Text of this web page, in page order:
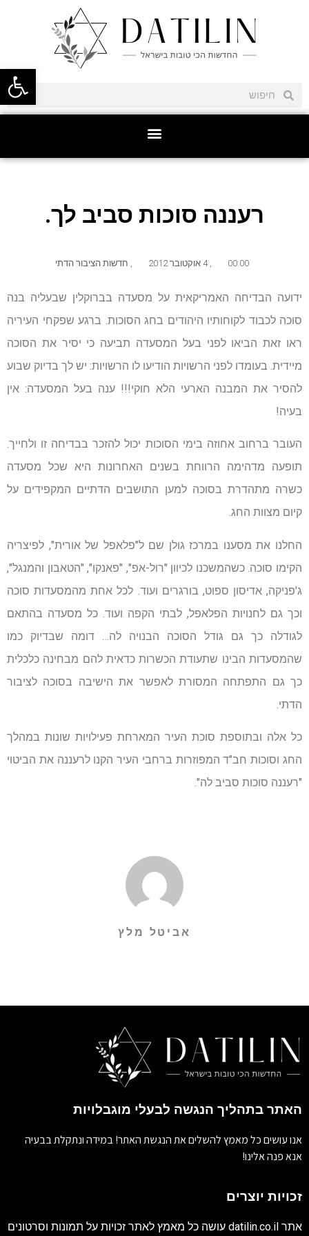
פתח
רעננה סוכות סביב לך.
00:00
, 4 אוקטובר 2012 , חדשות הציבור הדתי
ידועה הבדיחה האמריקאית על מסעדה בברוקלין שבעליה בנה
סוכה לכבוד לקוחותיו היהודים בחג הסוכות. ברגע שפקחי העיריה
ראו זאת הביאו לפני בעל המסעדה תביעה כי יסיר את הסוכה
מיידית. בעומדו לפני הרשויות הודיעו לו הרשויות: יש לך בדיוק שבוע
להסיר את המבנה הארעי הלא חוקי!!! ענה בעל המסעדה: אין
בעיה!
העובר ברחוב אחוזה בימי הסוכות יכול להזכר בבדיחה זו ולחייך.
תופעה מדהימה הרווחת בשנים האחרונות היא שכל מסעדה
כשרה מתהדרת בסוכה למען התושבים הדתיים המקפידים על
קיום מצוות החג.
החלנו את מסענו במרכז גולן שם ל"פלאפל של אורית", לפיצריה
הקימו סוכה. כשהמשכנו לכיוון "רול-אפ", "פאנקו", "הטאבון והמנגל",
ג'פניקה, אדיסון ספוט, בורגרים ועוד. לכל אחת מהמסעדות סוכה
וכך גם לחנויות הפלאפל, לבתי הקפה ועוד. כל מסעדה בהתאם
לגודלה כך גם גודל הסוכה הבנויה לה… דומה שבדיוק כמו
שהמסעדות הבינו שתעודת הכשרות כדאית להם מבחינה כלכלית
כך גם התפתחה המסורת לאפשר את הישיבה בסוכה לציבור
הדתי.
כל אלה ובתוספת סוכת העיר המארחת פעילויות שונות במהלך
החג וסוכות חב"ד המפוזרות ברחבי העיר הקנו לרעננה את הביטוי
"רעננה סוכות סביב לה".
אביטל מלץ
האתר בתהליך הנגשה לבעלי מוגבלויות
אנו עושים כל מאמץ להשלים את הנגשת האתר! במידה ונתקלת בבעיה
אנא פנה אלינו!
זכויות יוצרים
אתר datilin.co.il עושה כל מאמץ לאתר זכויות על תמונות וסרטונים